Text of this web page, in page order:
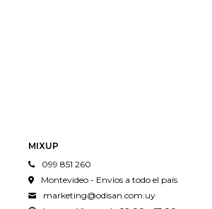
MIXUP
099 851 260
Montevideo - Envíos a todo el país
marketing@odisan.com.uy